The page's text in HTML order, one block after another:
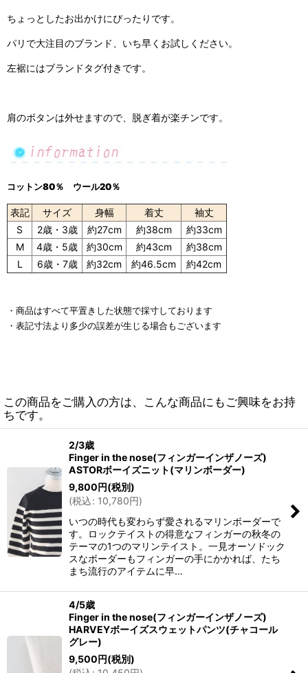
ちょっとしたお出かけにぴったりです。
パリで大注目のブランド、いち早くお試しください。
左裾にはブランドタグ付きです。
肩のボタンは外せますので、脱ぎ着が楽チンです。
コットン80％ ウール20％
表記 サイズ 身幅 着丈
袖丈
S
2歳・3歳 約27cm 約38cm
約33cm
M
4歳・5歳 約30cm 約43cm
約38cm
L
6歳・7歳 約32cm 約46.5cm 約42cm
・商品はすべて平置きした状態で採寸しております
・表記寸法より多少の誤差が生じる場合もございます
この商品をご購入の方は、こんな商品にもご興味をお持
ちです。
2/3歳
Finger in the nose(フィンガーインザノーズ)
ASTORボーイズニット(マリンボーダー)
9,800円(税別)
(税込: 10,780円)
いつの時代も変わらず愛されるマリンボーダーで
す。ロックテイストの得意なフィンガーの秋冬の
テーマの1つのマリンテイスト。一見オーソドック
スなボーダーもフィンガーの手にかかれば、たち
まち流行のアイテムに早…
4/5歳
Finger in the nose(フィンガーインザノーズ)
HARVEYボーイズスウェットパンツ(チャコール
グレー)
9,500円(税別)